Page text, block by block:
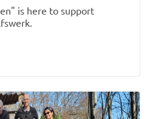
is here to support